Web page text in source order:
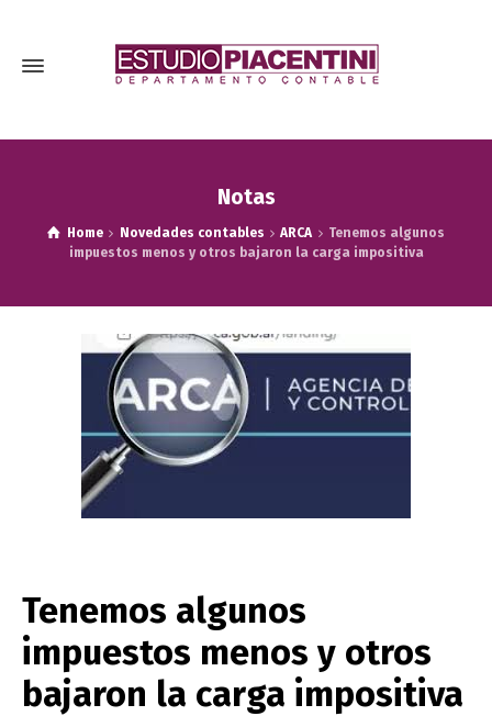
Notas
Home Novedades contables ARCA
Tenemos algunos
impuestos menos y otros bajaron la carga impositiva
Tenemos algunos
impuestos menos y otros
bajaron la carga impositiva